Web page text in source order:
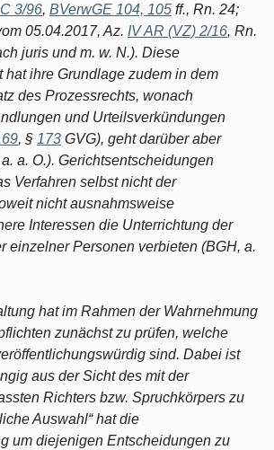
3/96, BVerwGE 104, 105 ff., Rn. 24;
05.04.2017, Az. IV AR (VZ) 2/16, Rn.
juris und m. w. N.). Diese
ihre Grundlage zudem in dem
des Prozessrechts, wonach
und Urteilsverkündungen
, § 173 GVG), geht darüber aber
a. O.). Gerichtsentscheidungen
Verfahren selbst nicht der
nicht ausnahmsweise
Interessen die Unterrichtung der
einzelner Personen verbieten (BGH, a.
hat im Rahmen der Wahrnehmung
zunächst zu prüfen, welche
sind. Dabei ist
aus der Sicht des mit der
Richters bzw. Spruchkörpers zu
Auswahl“ hat die
um diejenigen Entscheidungen zu